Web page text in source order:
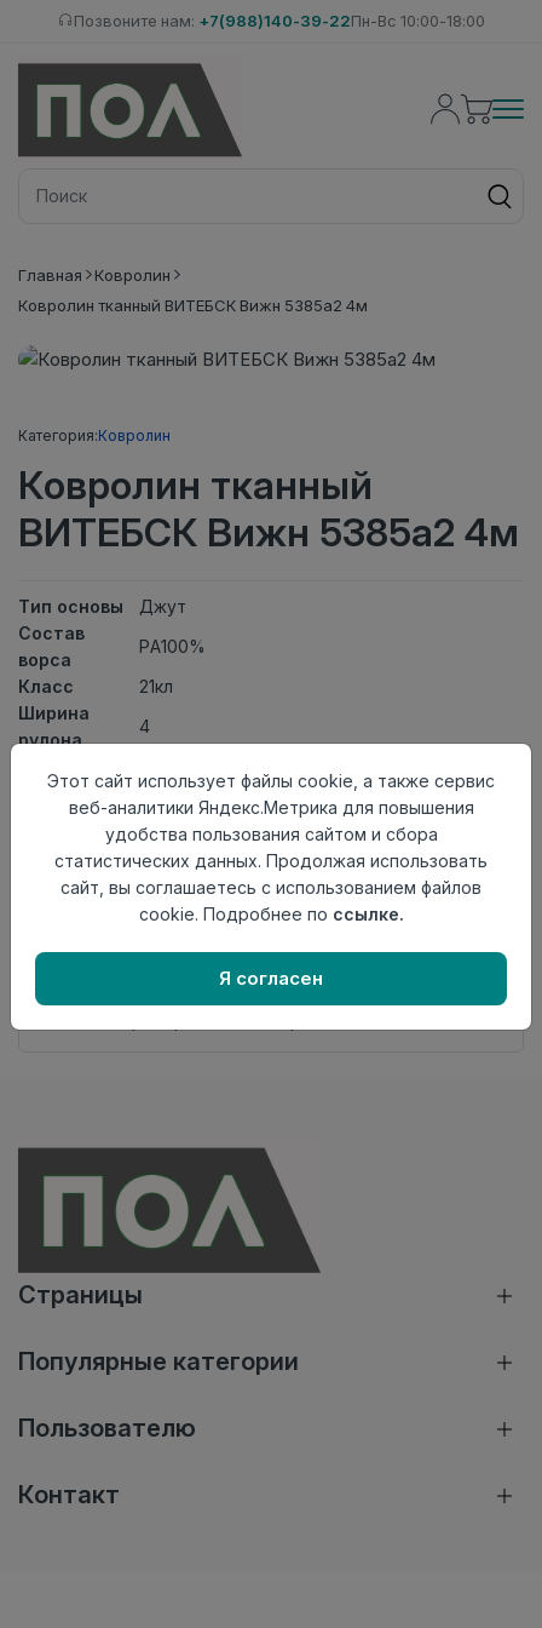
Позвоните нам: +7(988)140-39-22Пн-Вс 10:00-18:00
Главная
Ковролин
Ковролин тканный ВИТЕБСК Вижн 5385а2 4м
Категория:Ковролин
Ковролин тканный
ВИТЕБСК Вижн 5385а2 4м
Тип основы
Джут
Состав
ворса
PA100%
Класс
21кл
Ширина
рулона
4
Вид
ковролина
Ковролин тканный
происхождения
Беларусь
Нет в наличии
Внимание! Внешний вид товара может отличаться от
представленного на настоящем сайте. Проверяйте
Страницы
Популярные категории
Пользователю
Контакт
Этот сайт использует файлы cookie, а также сервис
веб-аналитики Яндекс.Метрика для повышения
удобства пользования сайтом и сбора
статистических данных. Продолжая использовать
сайт, вы соглашаетесь с использованием файлов
cookie. Подробнее по ссылке.
Я согласен